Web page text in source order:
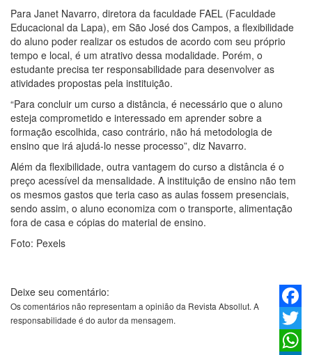
Para Janet Navarro, diretora da faculdade FAEL (Faculdade
Educacional da Lapa), em São José dos Campos, a flexibilidade
do aluno poder realizar os estudos de acordo com seu próprio
tempo e local, é um atrativo dessa modalidade. Porém, o
estudante precisa ter responsabilidade para desenvolver as
atividades propostas pela instituição.
“Para concluir um curso a distância, é necessário que o aluno
esteja comprometido e interessado em aprender sobre a
formação escolhida, caso contrário, não há metodologia de
ensino que irá ajudá-lo nesse processo”, diz Navarro.
Além da flexibilidade, outra vantagem do curso a distância é o
preço acessível da mensalidade. A instituição de ensino não tem
os mesmos gastos que teria caso as aulas fossem presenciais,
sendo assim, o aluno economiza com o transporte, alimentação
fora de casa e cópias do material de ensino.
Foto: Pexels
Twitter
Deixe seu comentário:
Os comentários não representam a opinião da Revista Absollut. A
responsabilidade é do autor da mensagem.